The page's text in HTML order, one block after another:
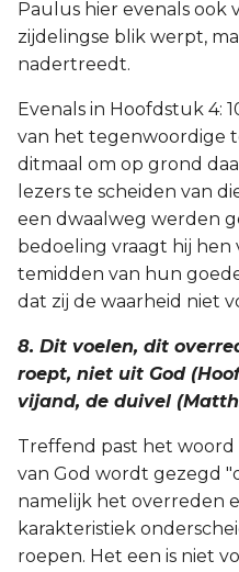
Paulus hier evenals ook
zijdelingse blik werpt,
nadertreedt.
Evenals in Hoofdstuk 4:
van het tegenwoordige
ditmaal om op grond
lezers te scheiden van
een dwaalweg werden
bedoeling vraagt hij hen
temidden van hun
dat zij de waarheid niet
8. Dit voelen, dit
roept, niet uit God
vijand, de duivel (Matth.
Treffend past het
van God wordt gezegd
namelijk het overreden
karakteristiek
roepen. Het een is niet